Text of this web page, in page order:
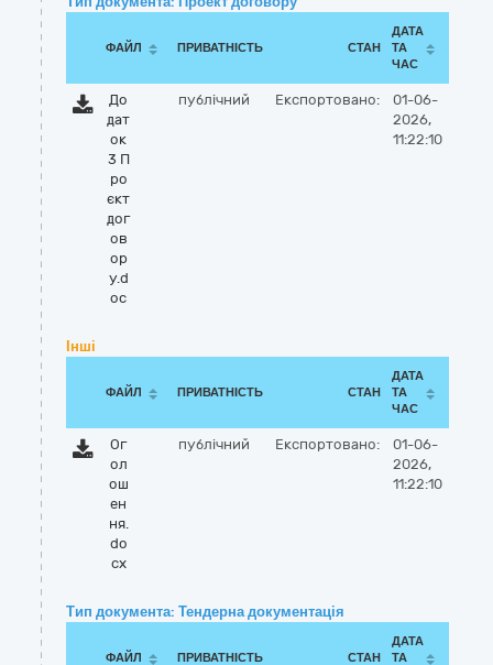
ФАЙЛ ПРИВАТНІСТЬ СТАН
ДАТА
ТА
ЧАС
До
дат
ок
3 П
ро
єкт
дог
ов
ор
у.d
oc
публічний Експортовано:
01-06-
2026,
11:22:10
Інші
ФАЙЛ ПРИВАТНІСТЬ СТАН
ДАТА
ТА
ЧАС
Ог
ол
ош
ен
ня.
do
cx
публічний Експортовано:
01-06-
2026,
11:22:10
Тип документа: Тендерна документація
ФАЙЛ ПРИВАТНІСТЬ СТАН
ДАТА
ТА